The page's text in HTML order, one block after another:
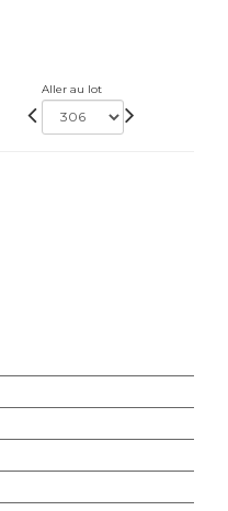
Aller au lot